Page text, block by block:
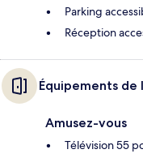
Parking
Réception
Équipements de
Amusez-vous
Télévision 55